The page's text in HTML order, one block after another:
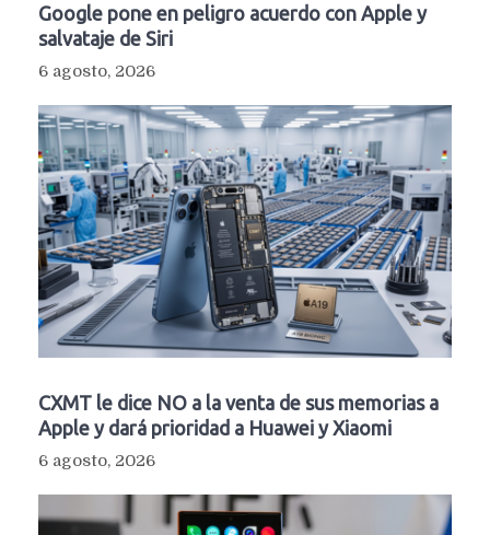
Google pone en peligro acuerdo con Apple y
salvataje de Siri
6 agosto, 2026
CXMT le dice NO a la venta de sus memorias a
Apple y dará prioridad a Huawei y Xiaomi
6 agosto, 2026